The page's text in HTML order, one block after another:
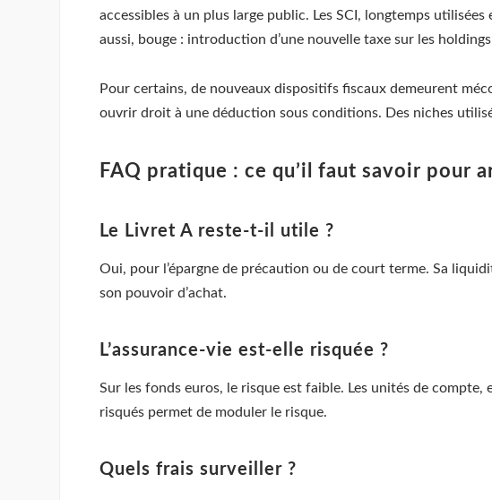
accessibles à un plus large public. Les SCI, longtemps
aussi, bouge : introduction d’une nouvelle taxe sur les
Pour certains, de nouveaux dispositifs fiscaux demeurent
ouvrir droit à une déduction sous conditions. Des niches
FAQ pratique : ce qu’il faut savoir pour
Le Livret A reste-t-il utile ?
Oui, pour l’épargne de précaution ou de court terme. Sa
son pouvoir d’achat.
L’assurance-vie est-elle risquée ?
Sur les fonds euros, le risque est faible. Les unités de
risqués permet de moduler le risque.
Quels frais surveiller ?